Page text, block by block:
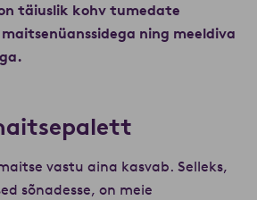
täiuslik kohv tumedate
ning meeldiva
vastu aina kasvab. Selleks,
sõnadesse, on meie